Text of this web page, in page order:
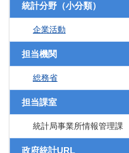
統計分野（小分類）
企業活動
担当機関
総務省
担当課室
統計局事業所情報管理課
政府統計URL